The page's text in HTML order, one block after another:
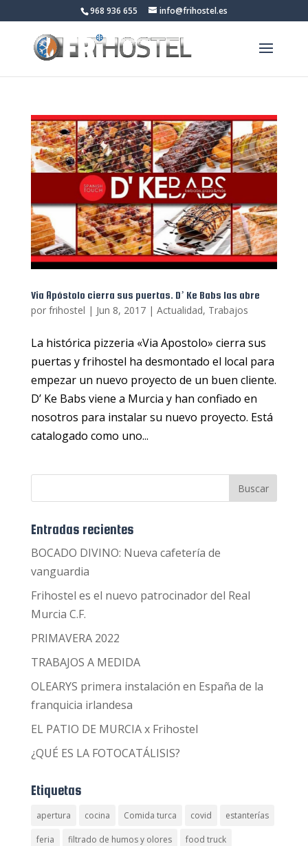
968 936 655 info@frihostel.es
Via Apóstolo cierra sus puertas. D’ Ke Babs las abre
por frihostel | Jun 8, 2017| Actualidad, Trabajos
La histórica pizzeria «Via Apostolo» cierra sus
puertas y frihostel ha desmontado el local para
empezar un nuevo proyecto de un buen cliente.
D’ Ke Babs viene a Murcia y han confiado en
nosotros para instalar su nuevo proyecto. Está
catalogado como uno...
Entradas recientes
BOCADO DIVINO: Nueva cafetería de
vanguardia
Frihostel es el nuevo patrocinador del Real
Murcia C.F.
PRIMAVERA 2022
TRABAJOS A MEDIDA
OLEARYS primera instalación en España de la
franquicia irlandesa
EL PATIO DE MURCIA x Frihostel
¿QUÉ ES LA FOTOCATÁLISIS?
Etiquetas
apertura cocina Comida turca covid estanterías
feria filtrado de humos y olores food truck